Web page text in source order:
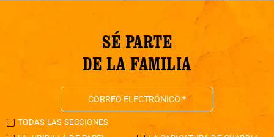
SÉ PARTE
DE LA FAMILIA
TODAS LAS SECCIONES